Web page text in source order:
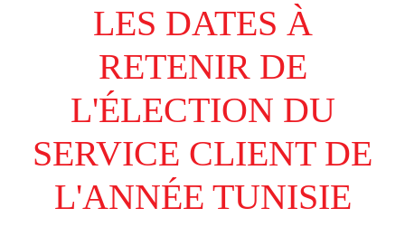
LES DATES À
RETENIR DE
L'ÉLECTION DU
SERVICE CLIENT DE
L'ANNÉE TUNISIE